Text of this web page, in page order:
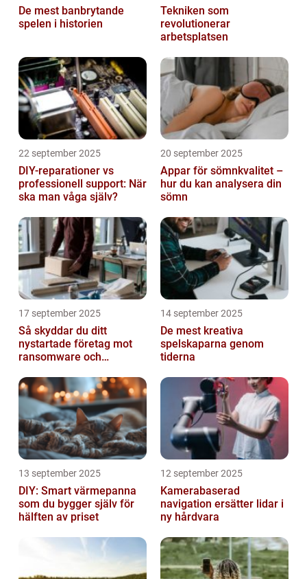
De mest banbrytande
spelen i historien
Tekniken som
revolutionerar
arbetsplatsen
22 september 2025
DIY-reparationer vs
professionell support: När
ska man våga själv?
20 september 2025
Appar för sömnkvalitet –
hur du kan analysera din
sömn
17 september 2025
Så skyddar du ditt
nystartade företag mot
ransomware och
14 september 2025
De mest kreativa
spelskaparna genom
tiderna
13 september 2025
DIY: Smart värmepanna
som du bygger själv för
hälften av priset
12 september 2025
Kamerabaserad
navigation ersätter lidar i
ny hårdvara